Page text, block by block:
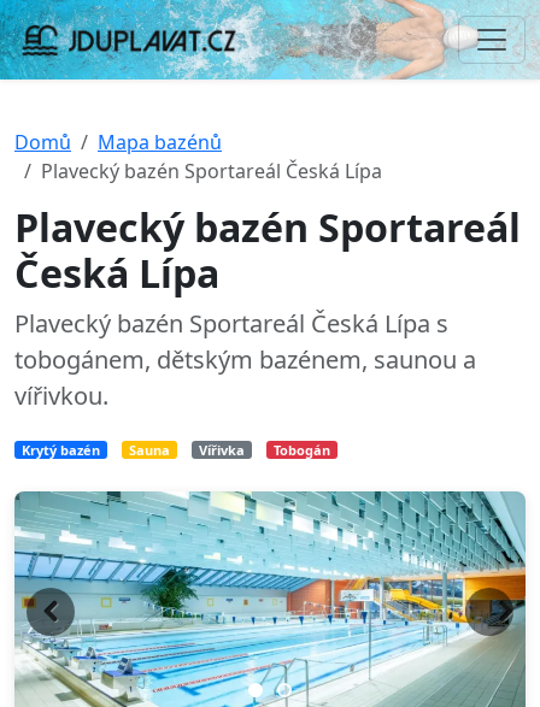
Domů
Mapa bazénů
Plavecký bazén Sportareál Česká Lípa
Plavecký bazén Sportareál
Česká Lípa
Plavecký bazén Sportareál Česká Lípa s
tobogánem, dětským bazénem, saunou a
vířivkou.
Krytý bazén Sauna Vířivka Tobogán
Previous Next